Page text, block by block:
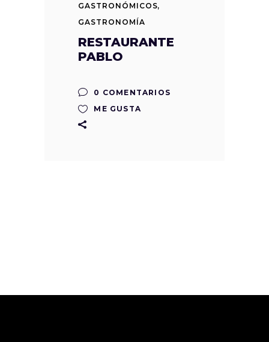
GASTRONÓMICOS,
GASTRONOMÍA
RESTAURANTE
PABLO
0 COMENTARIOS
ME GUSTA